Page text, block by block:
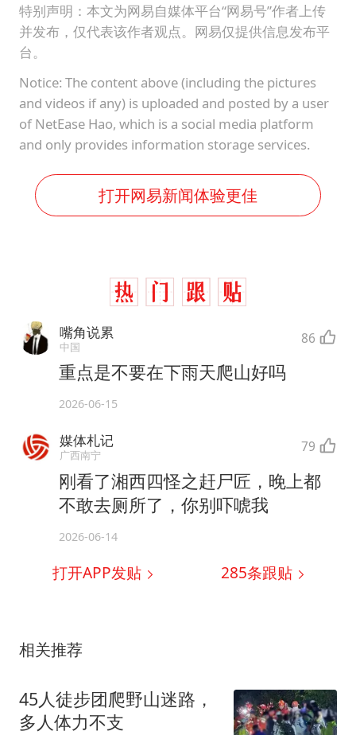
特别声明：本文为网易自媒体平台“网易号”作者上传
并发布，仅代表该作者观点。网易仅提供信息发布平
台。
Notice: The content above (including the pictures
and videos if any) is uploaded and posted by a user
of NetEase Hao, which is a social media platform
and only provides information storage services.
打开网易新闻体验更佳
嘴角说累
中国 86
重点是不要在下雨天爬山好吗
2026-06-15
媒体札记
广西南宁 79
刚看了湘西四怪之赶尸匠，晚上都
不敢去厕所了，你别吓唬我
2026-06-14
打开APP发贴 285条跟贴
相关推荐
45人徒步团爬野山迷路，
多人体力不支